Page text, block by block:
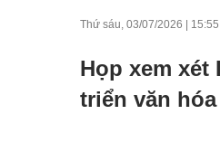
Thứ sáu, 03/07/2026 | 15:55
Họp xem
triển văn hóa